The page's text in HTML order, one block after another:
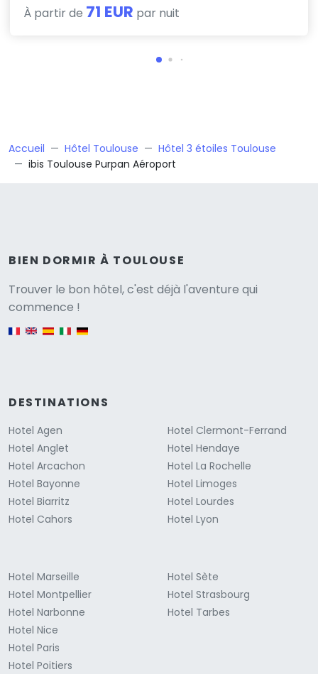
À partir de 71 EUR par nuit
Accueil Hôtel Toulouse
Hôtel 3 étoiles Toulouse
ibis Toulouse Purpan Aéroport
BIEN DORMIR À TOULOUSE
Trouver le bon hôtel, c'est déjà l'aventure qui
commence !
English version
DESTINATIONS
Hotel Agen
Hotel Anglet
Hotel Arcachon
Hotel Bayonne
Hotel Biarritz
Hotel Cahors
Hotel Clermont-Ferrand
Hotel Hendaye
Hotel La Rochelle
Hotel Limoges
Hotel Lourdes
Hotel Lyon
Hotel Marseille
Hotel Montpellier
Hotel Narbonne
Hotel Nice
Hotel Paris
Hotel Poitiers
Hotel Sète
Hotel Strasbourg
Hotel Tarbes